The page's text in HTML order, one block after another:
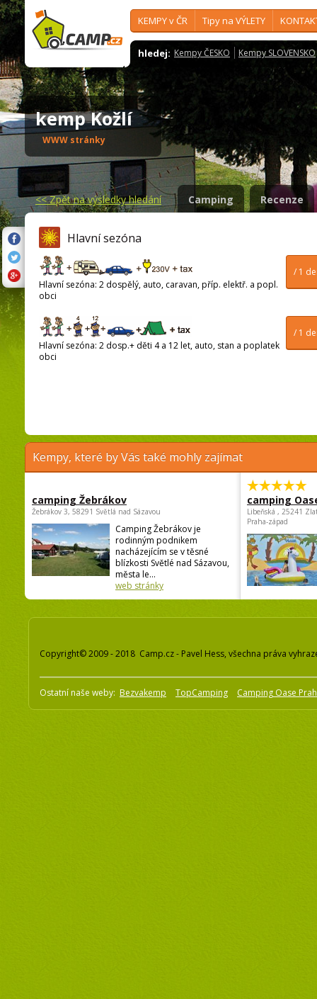
KEMPY v ČR Tipy na VÝLETY
hledej: Kempy ČESKO Kempy SLOVENSKO
kemp Kožlí
WWW stránky
<<Zpět na výsledky hledání Camping Recenze
Hlavní sezóna
/ 1
Hlavní sezóna: 2 dospělý, auto, caravan, příp. elektř. a popl.
obci
/ 1
Hlavní sezóna: 2 dosp.+ děti 4 a 12 let, auto, stan a poplatek
obci
Kempy, které by Vás také mohly zajímat
camping Žebrákov
Žebrákov 3, 58291 Světlá nad Sázavou
Camping Žebrákov je
rodinným podnikem
nacházejícím se v těsné
blízkosti Světlé nad Sázavou,
města le...
web stránky
camping
Libeňská , 25241
Praha-západ
Copyright© 2009 - 2018 Camp.cz - Pavel Hess, všechna práva
Ostatní naše weby: Bezvakemp TopCamping Camping Oase